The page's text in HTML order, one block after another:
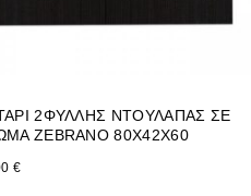
2ΦΥΛΛΗΣ ΝΤΟΥΛΑΠΑΣ ΣΕ
ZEBRANO 80X42X60
€